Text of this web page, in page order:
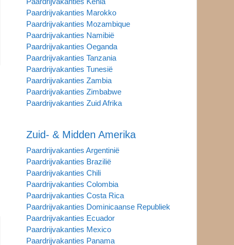
Paardrijvakanties Marokko
Paardrijvakanties Mozambique
Paardrijvakanties Namibië
Paardrijvakanties Oeganda
Paardrijvakanties Tanzania
Paardrijvakanties Tunesië
Paardrijvakanties Zambia
Paardrijvakanties Zimbabwe
Paardrijvakanties Zuid Afrika
Zuid- & Midden Amerika
Paardrijvakanties Argentinië
Paardrijvakanties Brazilië
Paardrijvakanties Chili
Paardrijvakanties Colombia
Paardrijvakanties Costa Rica
Paardrijvakanties Dominicaanse Republiek
Paardrijvakanties Ecuador
Paardrijvakanties Mexico
Paardrijvakanties Panama